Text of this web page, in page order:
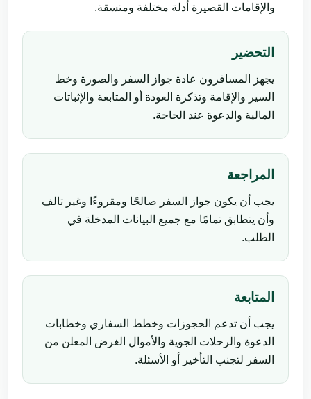
والإقامات القصيرة أدلة مختلفة ومتسقة.
التحضير
يجهز المسافرون عادة جواز السفر والصورة وخط
السير والإقامة وتذكرة العودة أو المتابعة والإثباتات
المالية والدعوة عند الحاجة.
المراجعة
يجب أن يكون جواز السفر صالحًا ومقروءًا وغير تالف
وأن يتطابق تمامًا مع جميع البيانات المدخلة في
الطلب.
المتابعة
يجب أن تدعم الحجوزات وخطط السفاري وخطابات
الدعوة والرحلات الجوية والأموال الغرض المعلن من
السفر لتجنب التأخير أو الأسئلة.